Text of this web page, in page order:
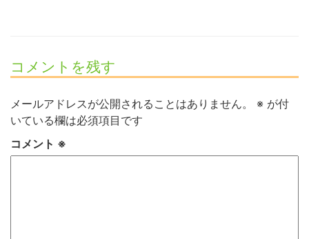
コメントを残す
メールアドレスが公開されることはありません。 ※ が付
いている欄は必須項目です
コメント ※